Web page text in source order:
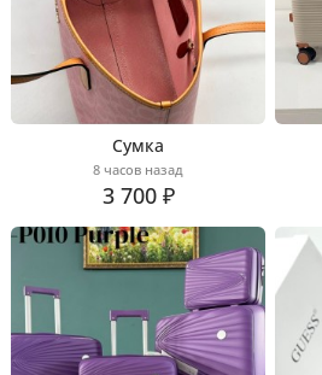
Сумка
8 часов назад
3 700 ₽